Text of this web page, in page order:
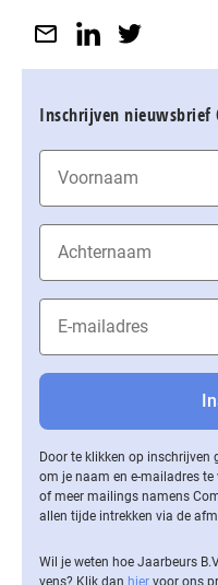
Inschrijven nieuwsbrief
Door te klikken op inschrijven
om je naam en e-mailadres te
of meer mailings namens
allen tijde intrekken via de
Wil je weten hoe Jaarbeurs
vens? Klik dan hier voor ons